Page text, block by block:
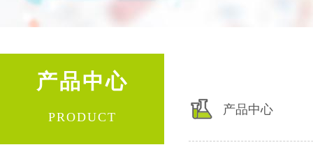
产品中心
PRODUCT
产品中心